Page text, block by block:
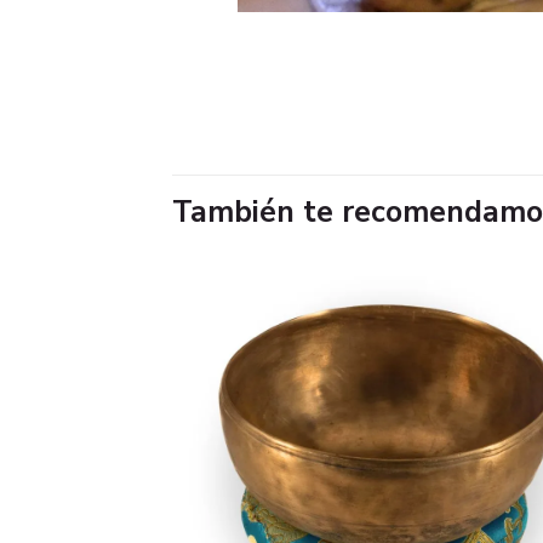
También te